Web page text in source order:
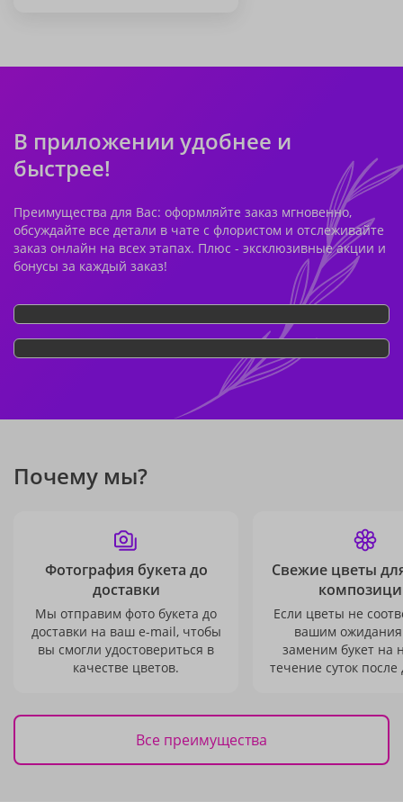
В приложении удобнее и
быстрее!
Преимущества для Вас: оформляйте заказ мгновенно,
обсуждайте все детали в чате с флористом и отслеживайте
заказ онлайн на всех этапах. Плюс - эксклюзивные акции и
бонусы за каждый заказ!
Почему мы?
Фотография букета до
доставки
Мы отправим фото букета до
доставки на ваш e-mail, чтобы
вы смогли удостовериться в
качестве цветов.
Свежие цветы
Если цветы не
вашим
заменим букет на
течение суток после
Все преимущества